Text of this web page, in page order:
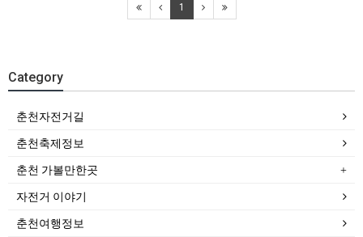
1
Category
춘천자전거길
춘천축제정보
춘천 가볼만한곳
자전거 이야기
춘천여행정보